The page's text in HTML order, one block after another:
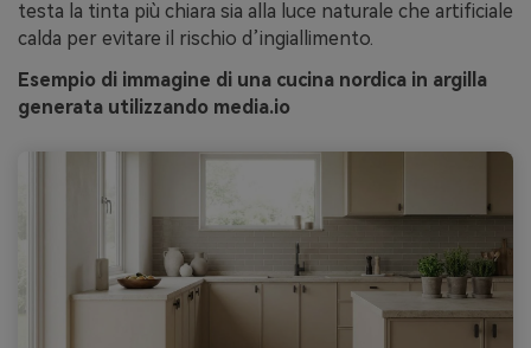
testa la tinta più chiara sia alla luce naturale che artificiale
calda per evitare il rischio d’ingiallimento.
Esempio di immagine di una cucina nordica in argilla
generata utilizzando media.io